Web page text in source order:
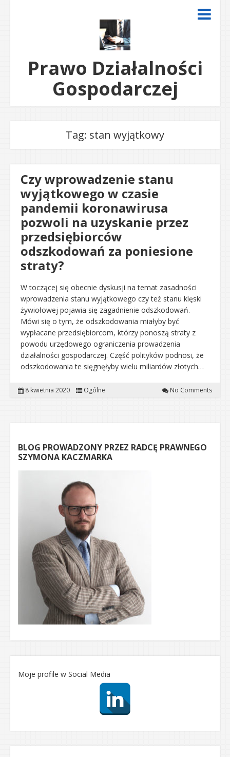
Prawo Działalności
Gospodarczej
Tag: stan wyjątkowy
Czy wprowadzenie stanu
wyjątkowego w czasie
pandemii koronawirusa
pozwoli na uzyskanie przez
przedsiębiorców
odszkodowań za poniesione
straty?
W toczącej się obecnie dyskusji na temat zasadności
wprowadzenia stanu wyjątkowego czy też stanu klęski
żywiołowej pojawia się zagadnienie odszkodowań.
Mówi się o tym, że odszkodowania miałyby być
wypłacane przedsiębiorcom, którzy ponoszą straty z
powodu urzędowego ograniczenia prowadzenia
działalności gospodarczej. Część polityków podnosi, że
odszkodowania te sięgnęłyby wielu miliardów złotych…
8 kwietnia 2020 Ogólne No Comments
BLOG PROWADZONY PRZEZ RADCĘ PRAWNEGO
SZYMONA KACZMARKA
Moje profile w Social Media